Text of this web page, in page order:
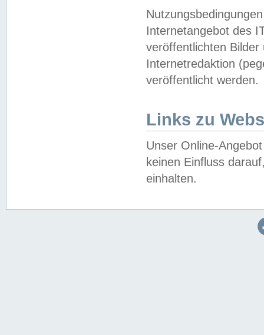
Internetangebot des
veröffentlichten
Internetredaktion
veröffentlicht werden.
Links zu
Unser Online-
keinen Einfluss
einhalten.